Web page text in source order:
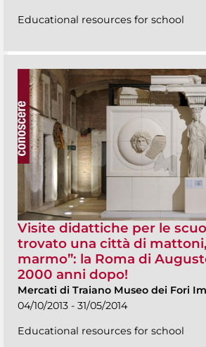
Educational resources for school
Visite didattiche per le
trovato una città di
marmo”: la Roma di
2000 anni dopo!
Mercati di Traiano Museo dei Fori
04/10/2013 - 31/05/2014
Educational resources for school